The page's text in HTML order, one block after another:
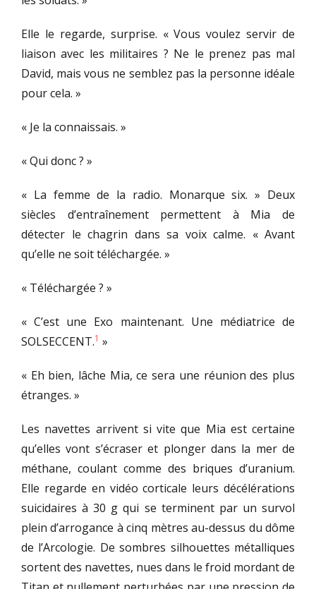
Elle le regarde, surprise. « Vous voulez servir de
liaison avec les militaires ? Ne le prenez pas mal
David, mais vous ne semblez pas la personne idéale
pour cela. »
« Je la connaissais. »
« Qui donc ? »
« La femme de la radio. Monarque six. » Deux
siècles d’entraînement permettent à Mia de
détecter le chagrin dans sa voix calme. « Avant
qu’elle ne soit téléchargée. »
« Téléchargée ? »
« C’est une Exo maintenant. Une médiatrice de
SOLSECCENT.1 »
« Eh bien, lâche Mia, ce sera une réunion des plus
étranges. »
Les navettes arrivent si vite que Mia est certaine
qu’elles vont s’écraser et plonger dans la mer de
méthane, coulant comme des briques d’uranium.
Elle regarde en vidéo corticale leurs décélérations
suicidaires à 30 g qui se terminent par un survol
plein d’arrogance à cinq mètres au-dessus du dôme
de l’Arcologie. De sombres silhouettes métalliques
sortent des navettes, nues dans le froid mordant de